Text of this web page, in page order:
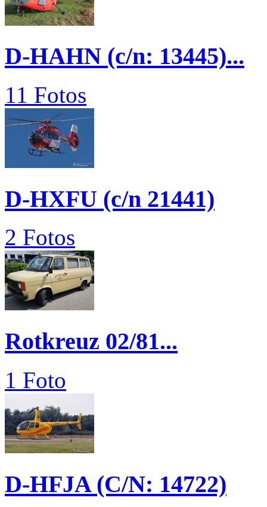
D-HAHN (c/n: 13445)...
11 Fotos
D-HXFU (c/n 21441)
2 Fotos
Rotkreuz 02/81...
1 Foto
D-HFJA (C/N: 14722)